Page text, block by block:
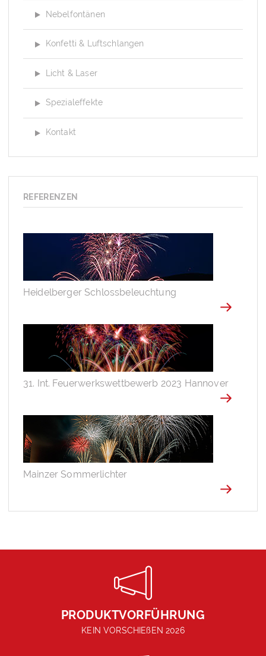
Nebelfontänen
Konfetti & Luftschlangen
Licht & Laser
Spezialeffekte
Kontakt
REFERENZEN
Heidelberger Schlossbeleuchtung
31. Int. Feuerwerkswettbewerb 2023 Hannover
Mainzer Sommerlichter
PRODUKTVORFÜHRUNG
KEIN VORSCHIEßEN 2026